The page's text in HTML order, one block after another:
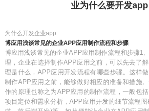
业为什么要开发app
为什么开发企业app
博应用浅谈常见的企业APP应用制作流程和步骤
博应用浅谈常见的企业APP应用制作流程和步骤1
理，企业在选择制作APP应用之前，可以先去了
理是什么，APP应用开发流程有哪些步骤。这样
制作APP应用之前，能够做好相应的准备和措施
作的原理也称之为APP应用的制作流程，一般包
项目定位和需求分析，APP应用开发的细节流程